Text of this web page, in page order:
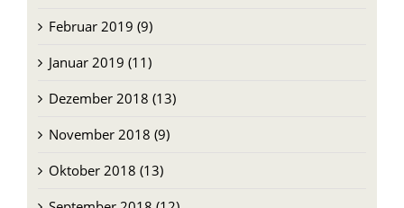
Februar 2019 (9)
Januar 2019 (11)
Dezember 2018 (13)
November 2018 (9)
Oktober 2018 (13)